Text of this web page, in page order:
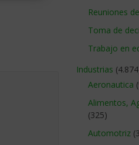
Reuniones
Toma de
Trabajo en
Industrias
Aeronautica
Alimentos,
(325)
Automotriz